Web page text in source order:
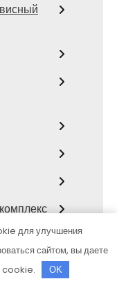
для улучшения
сайтом, вы даете
cookie.
OK